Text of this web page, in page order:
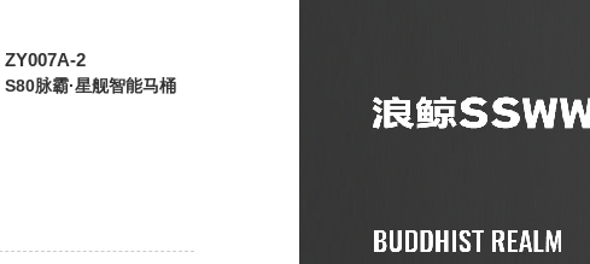
ZY007A-2
S80脉霸·星舰智能马桶